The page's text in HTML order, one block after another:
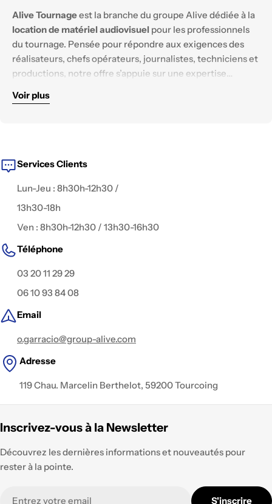
Alive Tournageest la branche du groupe Alive dédiée à la
location de matériel audiovisuel pour les professionnels
du tournage. Pensée pour répondre aux exigences des
réalisateurs, chefs opérateurs, journalistes, techniciens et
productions, notre offre s’appuie sur une expertise
renouvelé.
Nous mettons à disposition des équipements
digital.
Voir plus
Services Clients
Lun-Jeu : 8h30h-12h30 /
13h30-18h
Ven : 8h30h-12h30 / 13h30-16h30
Téléphone
03 20 11 29 29
06 10 93 84 08
Email
o.garracio@group-alive.com
Adresse
119 Chau. Marcelin Berthelot, 59200 Tourcoing
Inscrivez-vous à la Newsletter
Découvrez les dernières informations et nouveautés pour
rester à la pointe.
S'inscrire